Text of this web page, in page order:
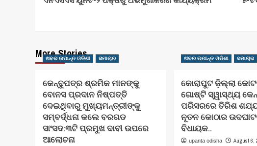
Navigation
More Stories
ଖବର ଉପାନ୍ତ ଓଡିଶା ସମାଚାର
କେନ୍ଦୁପତ୍ର ଶ୍ରମିକ ମାନଙ୍କୁ
ବୋନସ ପ୍ରଦାନ ନିଷ୍ପତ୍ତି
ଦେଇଥିବାରୁ ମୁଖ୍ୟମନ୍ତ୍ରୀଙ୍କୁ
ସମ୍ବର୍ଦ୍ଧନା କଲେ ବରଗଡ
ସାଂସଦ:୩ଟି ପ୍ରମୁଖ ଦାବୀ ଉପରେ
ଆଲୋଚନା
ଖବର ଉପାନ୍ତ ଓଡିଶା ସମାଚାର
କୋରାପୁଟ ଜ଼ିଲ୍ଲା
ଗୋଷ୍ଟି ସ୍ୱାସ୍ଥ୍ୟ
ପରିସରରେ ତିରିଶ
ନୂତନ କୋଠାର
ବିଧାୟକ..
upanta odisha August 6,